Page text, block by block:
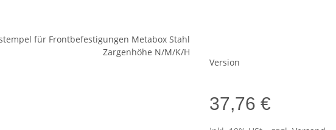
Version
37,76 €